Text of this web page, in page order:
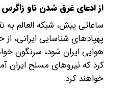
از ادعای غرق شدن ناو
پهپادهای شناسایی ایرانی،
هوایی ایران شود، سرنگون
کرد که نیروهای مسلح ایران
خواهند کرد.